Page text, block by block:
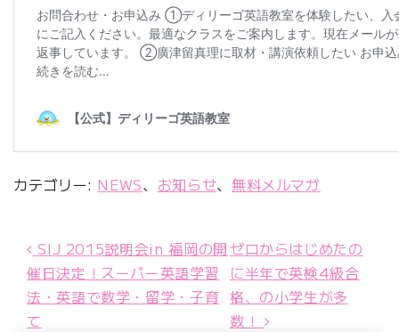
カテゴリー: NEWS、 お知らせ、 無料メルマガ
投稿ナビゲーション
SIJ 2015説明会in 福岡の開
催日決定！スーパー英語学習
法・英語で数学・留学・子育
て
ゼロからはじめたの
に半年で英検4級合
格、の小学生が多
数！